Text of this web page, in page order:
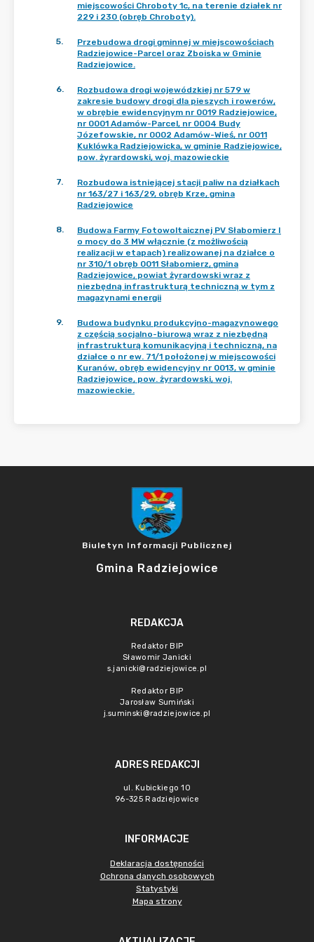
miejscowości Chroboty 1c, na terenie działek nr
229 i 230 (obręb Chroboty).
5.
Przebudowa drogi gminnej w miejscowościach
Radziejowice-Parcel oraz Zboiska w Gminie
Radziejowice.
6.
Rozbudowa drogi wojewódzkiej nr 579 w
zakresie budowy drogi dla pieszych i rowerów,
w obrębie ewidencyjnym nr 0019 Radziejowice,
nr 0001 Adamów-Parcel, nr 0004 Budy
Józefowskie, nr 0002 Adamów-Wieś, nr 0011
Kuklówka Radziejowicka, w gminie Radziejowice,
pow. żyrardowski, woj. mazowieckie
7.
Rozbudowa istniejącej stacji paliw na działkach
nr 163/27 i 163/29, obręb Krze, gmina
Radziejowice
8.
Budowa Farmy Fotowoltaicznej PV Słabomierz I
o mocy do 3 MW włącznie (z możliwością
realizacji w etapach) realizowanej na działce o
nr 310/1 obręb 0011 Słabomierz, gmina
Radziejowice, powiat żyrardowski wraz z
niezbędną infrastrukturą techniczną w tym z
magazynami energii
9.
Budowa budynku produkcyjno-magazynowego
z częścią socjalno-biurową wraz z niezbędną
infrastrukturą komunikacyjną i techniczną, na
działce o nr ew. 71/1 położonej w miejscowości
Kuranów, obręb ewidencyjny nr 0013, w gminie
Radziejowice, pow. żyrardowski, woj.
mazowieckie.
Biuletyn Informacji Publicznej
Gmina Radziejowice
REDAKCJA
Redaktor BIP
Sławomir Janicki
s.janicki@radziejowice.pl
Redaktor BIP
Jarosław Sumiński
j.suminski@radziejowice.pl
ADRES REDAKCJI
ul. Kubickiego 10
96-325 Radziejowice
INFORMACJE
Deklaracja dostępności
Ochrona danych osobowych
Statystyki
Mapa strony